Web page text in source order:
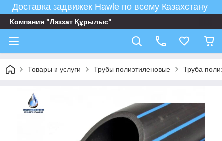
Доставка задвижек Hawle по всему Казахстану
Компания "Ляззат Құрылыс"
Товары и услуги Трубы полиэтиленовые Труба